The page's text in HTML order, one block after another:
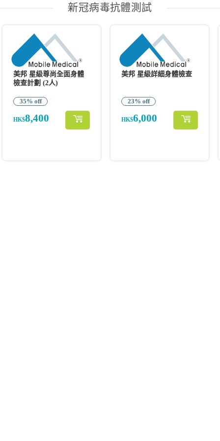
新冠病毒抗體測試
美邦 星級尊尚全面身體
檢查計劃 (2人)
35% off
HK$8,400
美邦 星級詳細身體檢查
23% off
HK$6,000